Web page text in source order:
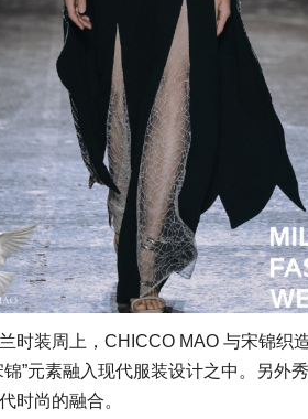
时装周上，CHICCO MAO 与宋锦织
锦”元素融入现代服装设计之中。另外
时尚的融合。